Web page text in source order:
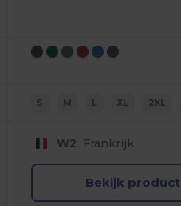
S M L XL 2XL
W2 Frankrijk
Bekijk product